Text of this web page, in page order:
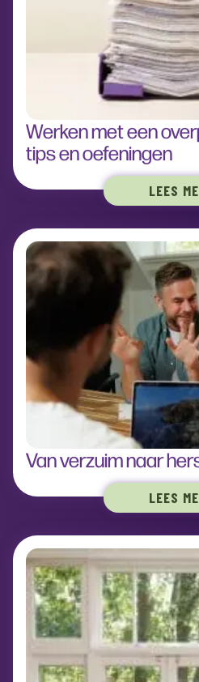
Werken met een
tips en oefeningen
LEES
Van verzuim naar
LEES